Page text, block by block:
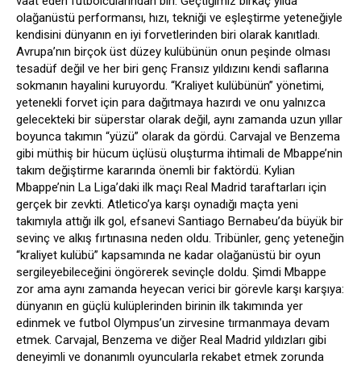
olağanüstü performansı, hızı, tekniği ve eşleştirme yeteneğiyle
kendisini dünyanın en iyi forvetlerinden biri olarak kanıtladı.
Avrupa’nın birçok üst düzey kulübünün onun peşinde olması
tesadüf değil ve her biri genç Fransız yıldızını kendi saflarına
sokmanın hayalini kuruyordu. “Kraliyet kulübünün” yönetimi,
yetenekli forvet için para dağıtmaya hazırdı ve onu yalnızca
gelecekteki bir süperstar olarak değil, aynı zamanda uzun yıllar
boyunca takımın “yüzü” olarak da gördü. Carvajal ve Benzema
gibi müthiş bir hücum üçlüsü oluşturma ihtimali de Mbappe’nin
takım değiştirme kararında önemli bir faktördü. Kylian
Mbappe’nin La Liga’daki ilk maçı Real Madrid taraftarları için
gerçek bir zevkti. Atletico’ya karşı oynadığı maçta yeni
takımıyla attığı ilk gol, efsanevi Santiago Bernabeu’da büyük bir
sevinç ve alkış fırtınasına neden oldu. Tribünler, genç yeteneğin
“kraliyet kulübü” kapsamında ne kadar olağanüstü bir oyun
sergileyebileceğini öngörerek sevinçle doldu. Şimdi Mbappe
zor ama aynı zamanda heyecan verici bir görevle karşı karşıya:
dünyanın en güçlü kulüplerinden birinin ilk takımında yer
edinmek ve futbol Olympus’un zirvesine tırmanmaya devam
etmek. Carvajal, Benzema ve diğer Real Madrid yıldızları gibi
deneyimli ve donanımlı oyuncularla rekabet etmek zorunda